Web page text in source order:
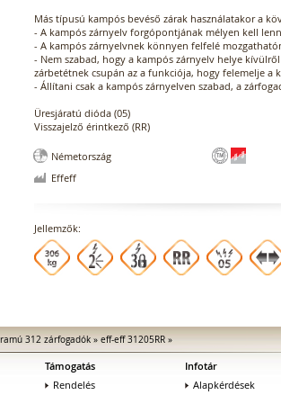
Más típusú kampós bevéső zárak használatakor a
- A kampós zárnyelv forgópontjának mélyen kell
- A kampós zárnyelvnek könnyen felfelé
- Nem szabad, hogy a kampós zárnyelv helye
zárbetétnek csupán az a funkciója, hogy felemelje a
- Állítani csak a kampós zárnyelven szabad, a
Üresjáratú dióda (05)
Visszajelző érintkező (RR)
Németország
Effeff
Jellemzők:
312 zárfogadók» eff-eff 31205RR»
Támogatás
Rendelés
Infotár
Alapkérdések